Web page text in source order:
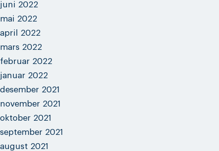
juni 2022
mai 2022
april 2022
mars 2022
februar 2022
januar 2022
desember 2021
november 2021
oktober 2021
september 2021
august 2021